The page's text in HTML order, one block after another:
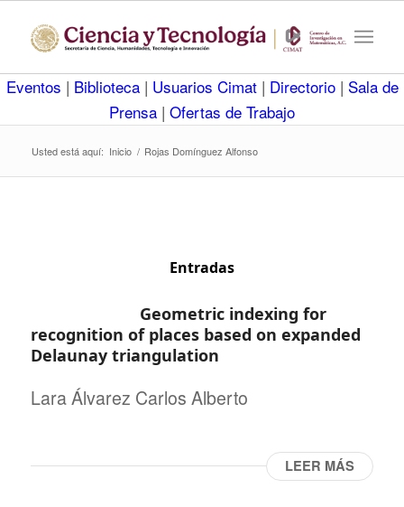
Eventos | Biblioteca | Usuarios Cimat | Directorio | Sala de
Prensa | Ofertas de Trabajo
Usted está aquí: Inicio / Rojas Domínguez Alfonso
Entradas
Geometric indexing for
recognition of places based on expanded
Delaunay triangulation
Lara Álvarez Carlos Alberto
LEER MÁS